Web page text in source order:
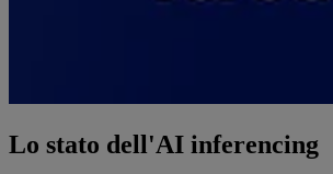
Lo stato dell'AI inferencing